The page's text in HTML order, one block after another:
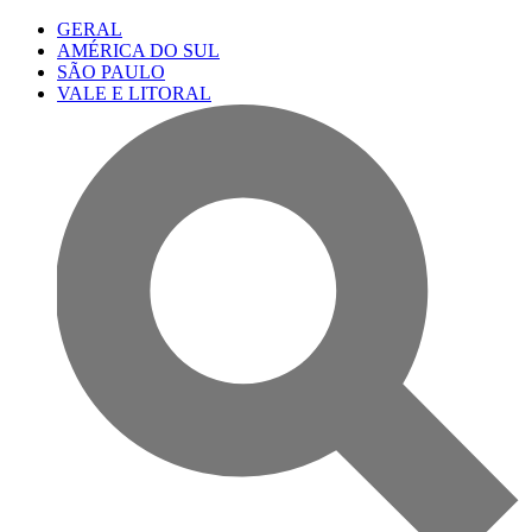
GERAL
AMÉRICA DO SUL
SÃO PAULO
VALE E LITORAL